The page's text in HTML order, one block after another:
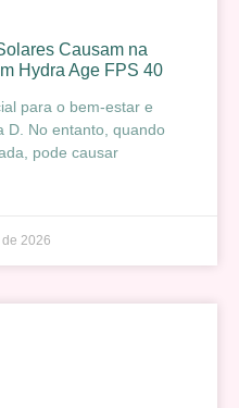
Causam na
Hydra Age FPS 40
para o bem-estar e
D. No entanto, quando
pode causar
2026